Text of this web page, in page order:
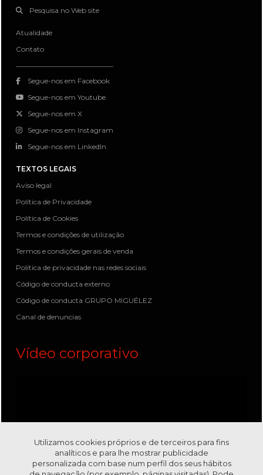
Pesquisa no Web site
Atualidade
Contato
Segue-nos em Facebook
Segue-nos em Youtube
Segue-nos em X
Segue-nos em Instagram
Segue-nos em LinkedIn
TEXTOS LEGAIS
Aviso legal
Política de Privacidade
Política de Cookies
Termos e condições de utilização
Termos e condições gerais de venda
Política de privacidade nas redes sociais
Código de conducta externo
Código de conducta GRUPO MIGUÉLEZ
Canal de denuncias
Vídeo corporativo
Utilizamos cookies próprios e de terceiros para fins
analíticos e para lhe mostrar publicidade
personalizada com base num perfil dos seus hábitos